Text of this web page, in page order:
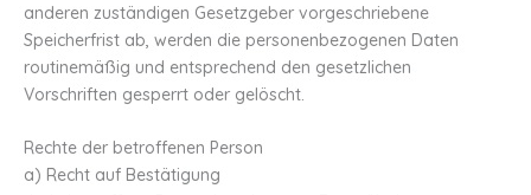
anderen zuständigen Gesetzgeber vorgeschriebene
Speicherfrist ab, werden die personenbezogenen Daten
routinemäßig und entsprechend den gesetzlichen
Vorschriften gesperrt oder gelöscht.
Rechte der betroffenen Person
a) Recht auf Bestätigung